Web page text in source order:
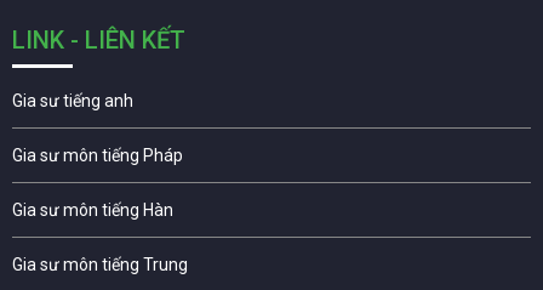
LINK - LIÊN KẾT
Gia sư tiếng anh
Gia sư môn tiếng Pháp
Gia sư môn tiếng Hàn
Gia sư môn tiếng Trung